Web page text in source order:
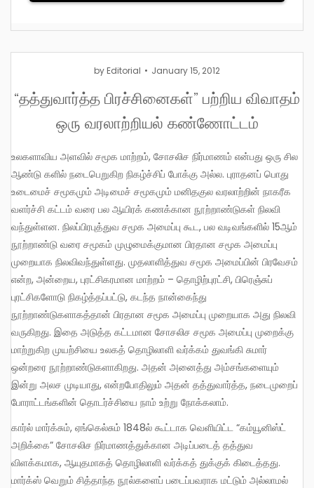
by Editorial January 15, 2012
“தத்துவார்த்த பிரச்சினைகள்” பற்றிய விவாதம்
ஒரு வரலாற்றியல் கண்ணோட்டம்
உலகளாவிய அளவில் சமூக மாற்றம், சோசலிச நிர்மாணம் என்பது ஒரு சில
ஆண்டு களில் நடைபெறுகிற நிகழ்ச்சிப் போக்கு அல்ல. புராதனப் பொது
உடைமைச் சமூகமும் அடிமைச் சமூகமும் மனிதகுல வரலாற்றின் நாகரீக
வளர்ச்சி கட்டம் வரை பல ஆயிரக் கணக்கான நூற்றாண்டுகள் நிலவி
வந்துள்ளன. நிலப்பிரபுத்துவ சமூக அமைப்பு கூட, பல வடிவங்களில் 15ஆம்
நூற்றாண்டு வரை சமூகம் முழுமைக்குமான பிரதான சமூக அமைப்பு
முறையாக நிலவிவந்துள்ளது. முதலாளித்துவ சமூக அமைப்பின் பிரவேசம்
என்ற, அன்றைய, புரட்சிகரமான மாற்றம் – தொழிற்புரட்சி, பிரெஞ்சுப்
புரட்சிகளோடு நிகழ்த்தப்பட்டு, கடந்த நான்கைந்து
நூற்றாண்டுகளாகத்தான் பிரதான சமூக அமைப்பு முறையாக அது நிலவி
வருகிறது. இதை அடுத்த கட்டமான சோசலிச சமூக அமைப்பு முறைக்கு
மாற்றுகிற முயற்சியை உலகத் தொழிலாளி வர்க்கம் துவங்கி சுமார்
ஒன்றரை நூற்றாண்டுகளாகிறது. அதன் அனைத்து அம்சங்களையும்
இன்று அலச முடியாது, என்றபோதிலும் அதன் தத்துவார்த்த, நடைமுறைப்
போராட்டங்களின் தொடர்ச்சியை நாம் உற்று நோக்கலாம்.
கார்ல் மார்க்சும், ஏங்கெல்சும் 1848ல் கூட்டாக வெளியிட்ட “கம்யூனிஸ்ட்
அறிக்கை” சோசலிச நிர்மாணத்துக்கான அடிப்படைத் தத்துவ
விளக்கமாக, ஆயுதமாகத் தொழிலாளி வர்க்கத் துக்குக் கிடைத்தது.
மார்க்ஸ் வெறும் சித்தாந்த நூல்களைப் படைப்பவராக மட்டும் அல்லாமல்